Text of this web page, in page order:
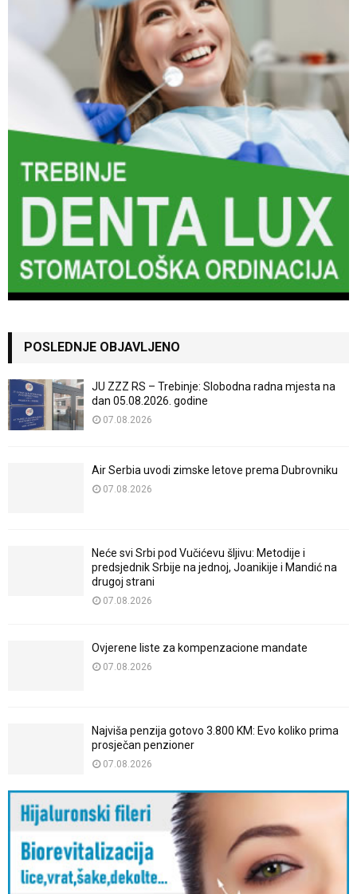
POSLEDNJE OBJAVLJENO
JU ZZZ RS – Trebinje: Slobodna radna mjesta na
dan 05.08.2026. godine
07.08.2026
Air Serbia uvodi zimske letove prema Dubrovniku
07.08.2026
Neće svi Srbi pod Vučićevu šljivu: Metodije i
predsjednik Srbije na jednoj, Joanikije i Mandić na
drugoj strani
07.08.2026
Ovjerene liste za kompenzacione mandate
07.08.2026
Najviša penzija gotovo 3.800 KM: Evo koliko prima
prosječan penzioner
07.08.2026